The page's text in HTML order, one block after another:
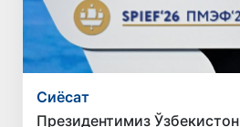
Сиёсат
Президентимиз